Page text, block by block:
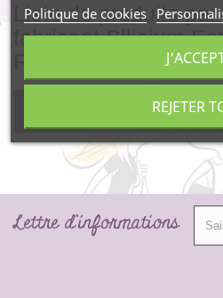
Liste de produits par
fabricant Silicium
Pas de produit pour ce fabricant.
Politique de cookies
REJETER
Lettre d'informations